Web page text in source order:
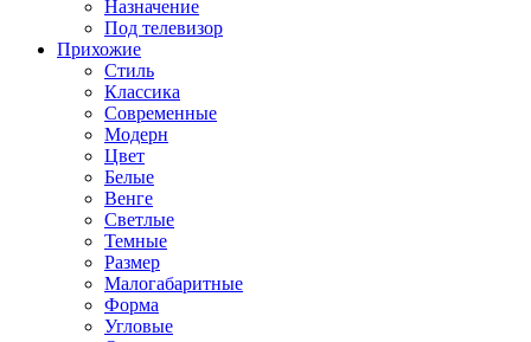
Назначение
Под телевизор
Прихожие
Стиль
Классика
Современные
Модерн
Цвет
Белые
Венге
Светлые
Темные
Размер
Малогабаритные
Форма
Угловые